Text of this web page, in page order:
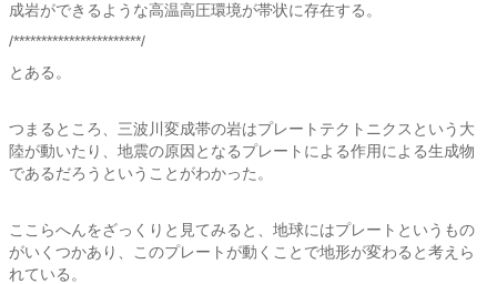
成岩ができるような高温高圧環境が帯状に存在する。
/***********************/
とある。
つまるところ、三波川変成帯の岩はプレートテクトニクスという大
陸が動いたり、地震の原因となるプレートによる作用による生成物
であるだろうということがわかった。
ここらへんをざっくりと見てみると、地球にはプレートというもの
がいくつかあり、このプレートが動くことで地形が変わると考えら
れている。